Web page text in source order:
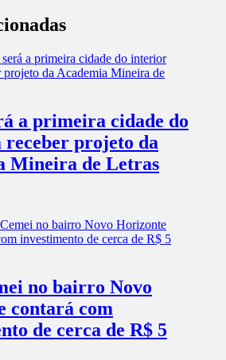
a primeira cidade do
projeto da
Mineira de Letras
no bairro Novo
contará com
de cerca de R$ 5